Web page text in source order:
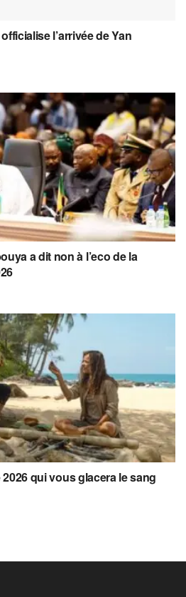
l’arrivée de Yan
a dit non à l’eco de la
qui vous glacera le sang